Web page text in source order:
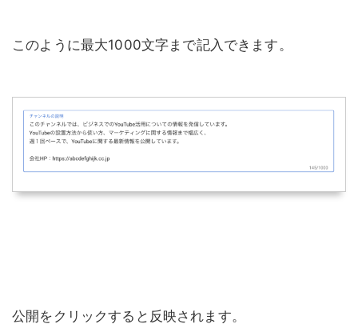
このように最大1000文字まで記入できます。
公開をクリックすると反映されます。